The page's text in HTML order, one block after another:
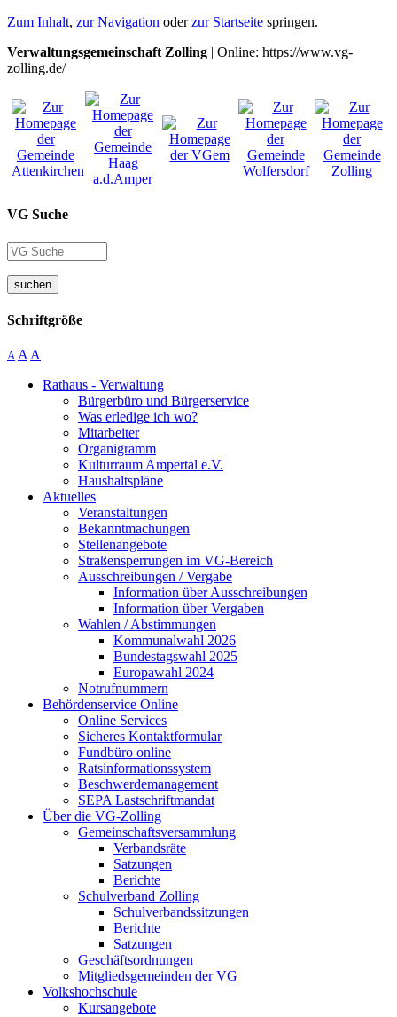
Zum Inhalt, zur Navigation oderzur Startseite springen.
Verwaltungsgemeinschaft Zolling | Online: https://www.vg-
zolling.de/
VG Suche
suchen
Schriftgröße
A A A
Rathaus - Verwaltung
Bürgerbüro und Bürgerservice
Was erledige ich wo?
Mitarbeiter
Organigramm
Kulturraum Ampertal e.V.
Haushaltspläne
Aktuelles
Veranstaltungen
Bekanntmachungen
Stellenangebote
Straßensperrungen im VG-Bereich
Ausschreibungen / Vergabe
Information über Ausschreibungen
Information über Vergaben
Wahlen / Abstimmungen
Kommunalwahl 2026
Bundestagswahl 2025
Europawahl 2024
Notrufnummern
Behördenservice Online
Online Services
Sicheres Kontaktformular
Fundbüro online
Ratsinformationssystem
Beschwerdemanagement
SEPA Lastschriftmandat
Über die VG-Zolling
Gemeinschaftsversammlung
Verbandsräte
Satzungen
Berichte
Schulverband Zolling
Schulverbandssitzungen
Berichte
Satzungen
Geschäftsordnungen
Mitgliedsgemeinden der VG
Volkshochschule
Kursangebote